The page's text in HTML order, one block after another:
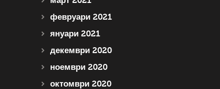
февруари 2021
януари 2021
декември 2020
ноември 2020
октомври 2020